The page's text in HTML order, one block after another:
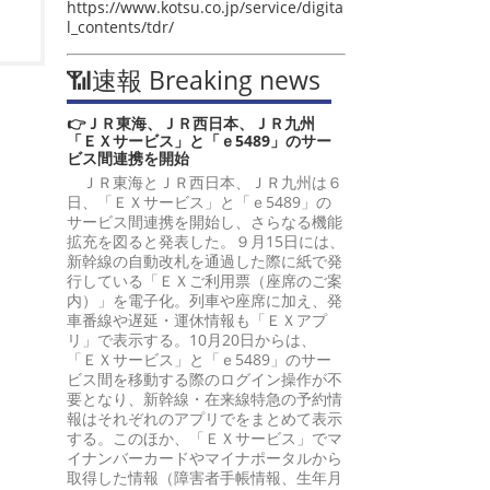
https://www.kotsu.co.jp/service/digita
l_contents/tdr/
📶速報 Breaking news
👉ＪＲ東海、ＪＲ西日本、ＪＲ九州
「ＥＸサービス」と「ｅ5489」のサー
ビス間連携を開始
ＪＲ東海とＪＲ西日本、ＪＲ九州は６
日、「ＥＸサービス」と「ｅ5489」の
サービス間連携を開始し、さらなる機能
拡充を図ると発表した。９月15日には、
新幹線の自動改札を通過した際に紙で発
行している「ＥＸご利用票（座席のご案
内）」を電子化。列車や座席に加え、発
車番線や遅延・運休情報も「ＥＸアプ
リ」で表示する。10月20日からは、
「ＥＸサービス」と「ｅ5489」のサー
ビス間を移動する際のログイン操作が不
要となり、新幹線・在来線特急の予約情
報はそれぞれのアプリでをまとめて表示
する。このほか、「ＥＸサービス」でマ
イナンバーカードやマイナポータルから
取得した情報（障害者手帳情報、生年月